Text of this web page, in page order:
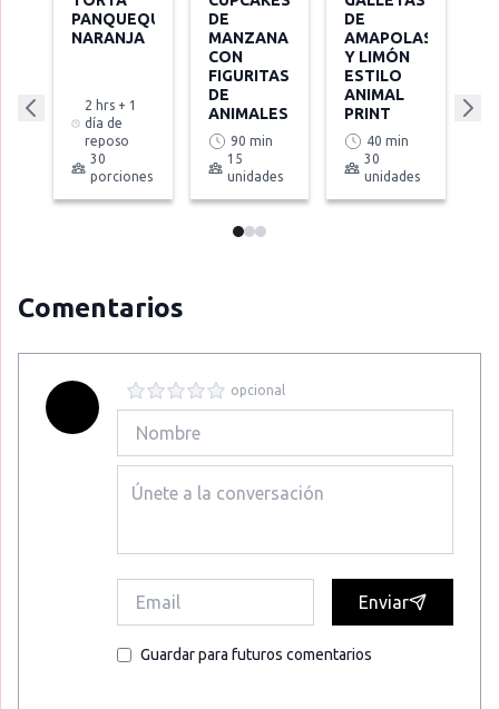
PANQUEQUE
NARANJA
2 hrs + 1
día de
reposo
30
porciones
DE
MANZANA
CON
FIGURITAS
DE
ANIMALES
90 min
15
unidades
DE
AMAPOLAS
Y LIMÓN
ESTILO
ANIMAL
PRINT
40 min
30
unidades
Comentarios
opcional
Enviar
Guardar para futuros comentarios